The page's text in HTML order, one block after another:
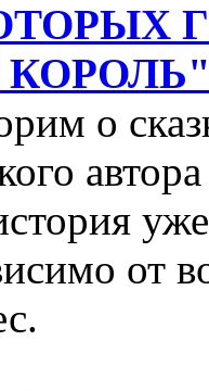
о
от